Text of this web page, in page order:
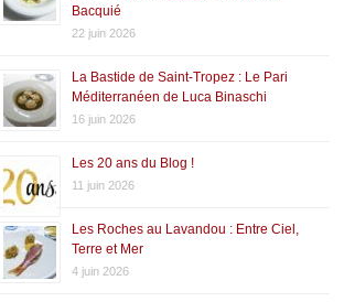
Bacquié
22 juin 2026
La Bastide de Saint-Tropez : Le Pari
Méditerranéen de Luca Binaschi
16 juin 2026
Les 20 ans du Blog !
11 juin 2026
Les Roches au Lavandou : Entre Ciel,
Terre et Mer
4 juin 2026